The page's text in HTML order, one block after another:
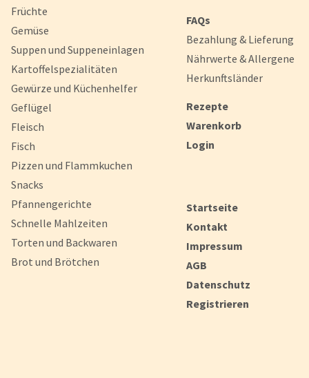
Früchte
Gemüse
Suppen und Suppeneinlagen
Kartoffelspezialitäten
Gewürze und Küchenhelfer
Geflügel
Fleisch
Fisch
Pizzen und Flammkuchen
Snacks
Pfannengerichte
Schnelle Mahlzeiten
Torten und Backwaren
Brot und Brötchen
FAQs
Bezahlung & Lieferung
Nährwerte & Allergene
Herkunftsländer
Rezepte
Warenkorb
Login
Startseite
Kontakt
Impressum
AGB
Datenschutz
Registrieren